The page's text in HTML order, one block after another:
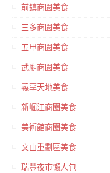
前鎮商圈美食
三多商圈美食
五甲商圈美食
武廟商圈美食
義享天地美食
新崛江商圈美食
美術館商圈美食
文山重劃區美食
瑞豐夜市懶人包